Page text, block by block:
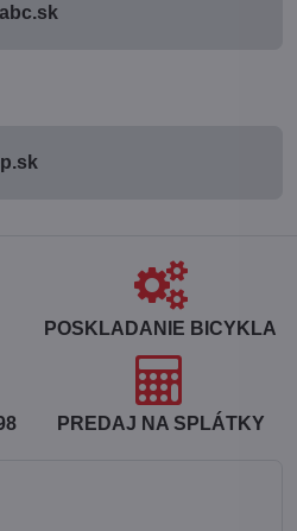
POSKLADANIE BICYKLA
PREDAJ NA SPLÁTKY